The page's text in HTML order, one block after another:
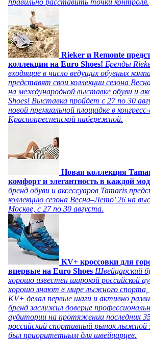
правильно расставить точки контроля.
Rieker и Remonte
коллекции на Euro Shoes! Бренды
входящие в число ведущих обувных
представят свои коллекции сезона
на международной выставке обуви и
Shoes! Выставка пройдет c 27 по 30
новой премиальной площадке в
Краснопресненской набережной.
Новая коллекция
комфорт и элегантность в каждой
бренд обуви и аксессуаров Tamaris
коллекцию сезона Весна–Лето’ 26 на
Москве, с 27 по 30 августа.
KV+ кроссовки для
впервые на Euro Shoes Швейцарский
хорошо известен широкой российской
хорошо знают в мире лыжного спорта,
KV+ делал первые шаги и активно
бренд заслужил доверие
аудитории на протяжении последних
российский спортивный рынок лыжной
был приоритетным для швейцарцев.